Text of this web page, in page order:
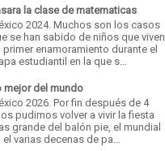
la clase de matematicas
2024. Muchos son los casos
se han sabido de niños que viven
primer enamoramiento durante el
estudiantil en la que s...
mejor del mundo
2026. Por fin después de 4
pudimos volver a vivir la fiesta
grande del balón pie, el mundial
el varias decenas de pa...